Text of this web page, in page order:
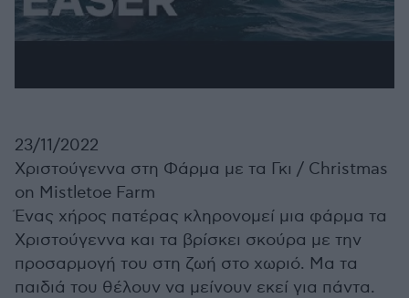
23/11/2022
Χριστούγεννα στη Φάρμα με τα Γκι / Christmas
on Mistletoe Farm
Ένας χήρος πατέρας κληρονομεί μια φάρμα τα
Χριστούγεννα και τα βρίσκει σκούρα με την
προσαρμογή του στη ζωή στο χωριό. Μα τα
παιδιά του θέλουν να μείνουν εκεί για πάντα.